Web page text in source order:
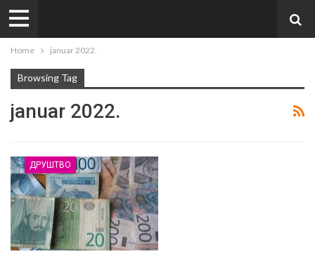
Home januar 2022.
Browsing Tag
januar 2022.
ДРУШТВО